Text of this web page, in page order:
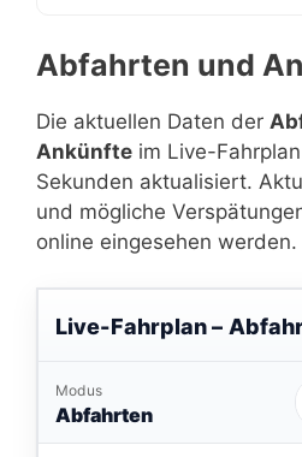
Abfahrten und
Die aktuellen Daten der
Ankünfte im Live-
Sekunden aktualisiert.
und mögliche
online eingesehen werden.
Live-Fahrplan –
Modus
Abfahrten